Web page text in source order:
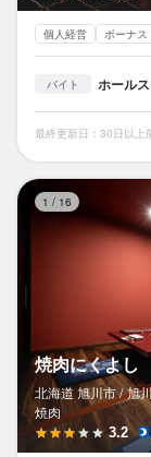
個人経営 ボーナス
バイト ホール
最終更新日：30日以上
1 / 16
焼肉にくよし
北海道 旭川市 / 旭
焼肉
3.2